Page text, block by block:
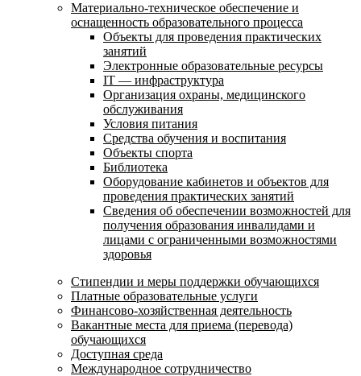
Материально-техническое обеспечение и
оснащенность образовательного процесса
Объекты для проведения практических
занятий
Электронные образовательные ресурсы
IT — инфраструктура
Организация охраны, медицинского
обслуживания
Условия питания
Средства обучения и воспитания
Объекты спорта
Библиотека
Оборудование кабинетов и объектов для
проведения практических занятий
Сведения об обеспечении возможностей для
получения образования инвалидами и
лицами с ограниченными возможностями
здоровья
Стипендии и меры поддержки обучающихся
Платные образовательные услуги
Финансово-хозяйственная деятельность
Вакантные места для приема (перевода)
обучающихся
Доступная среда
Международное сотрудничество